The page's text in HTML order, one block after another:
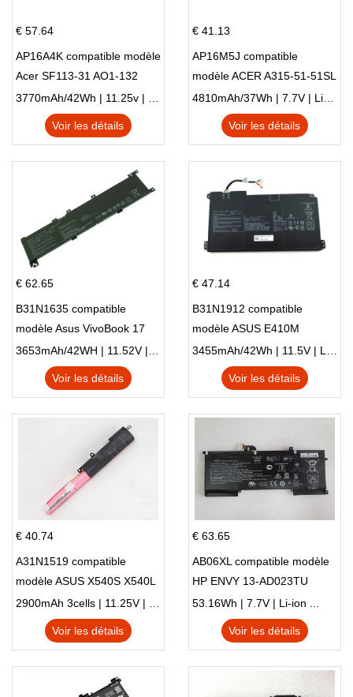
€ 57.64
AP16A4K compatible modèle
Acer SF113-31 AO1-132
NE132
3770mAh/42Wh | 11.25v | Li-ion ...
Voir les détails
€ 41.13
AP16M5J compatible
modèle ACER A315-51-51SL
N17Q1 SERIES
4810mAh/37Wh | 7.7V | Li-ion ...
Voir les détails
€ 62.65
B31N1635 compatible
modèle Asus VivoBook 17
X705NC X705UA X705UV
X705UN X705UD
3653mAh/42WH | 11.52V | Li-ion ...
Voir les détails
€ 47.14
B31N1912 compatible
modèle ASUS E410M
E410MA L410MA
3455mAh/42Wh | 11.5V | Li-ion ...
Voir les détails
€ 40.74
A31N1519 compatible
modèle ASUS X540S X540L
X540LA-SI302 X540SA
X540S
2900mAh 3cells | 11.25V | Li-ion ...
Voir les détails
€ 63.65
AB06XL compatible modèle
HP ENVY 13-AD023TU
HSTNN-DB8C 921438-855
TPN-I128
53.16Wh | 7.7V | Li-ion ...
Voir les détails